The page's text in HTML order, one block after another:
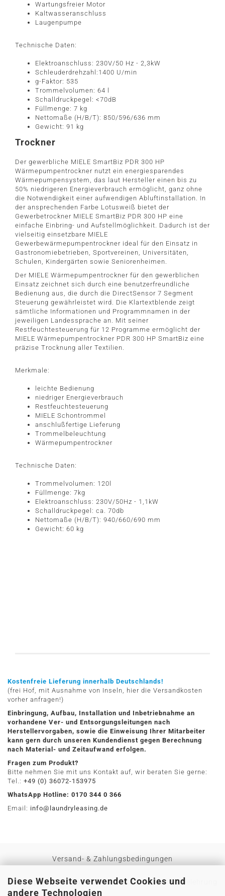
Diese Webseite verwendet Cookies und
andere Technologien
Wartungsfreier Motor
Kaltwasseranschluss
Laugenpumpe
Technische Daten:
Elektroanschluss: 230V/50 Hz - 2,3kW
Schleuderdrehzahl:1400 U/min
g-Faktor: 535
Trommelvolumen: 64 l
Schalldruckpegel: <70dB
Füllmenge: 7 kg
Nettomaße (H/B/T): 850/596/636 mm
Gewicht: 91 kg
Trockner
Der gewerbliche MIELE SmartBiz PDR 300 HP
Wärmepumpentrockner nutzt ein energiesparendes
Wärmepumpensystem, das laut Hersteller einen bis zu
50% niedrigeren Energieverbrauch ermöglicht, ganz ohne
die Notwendigkeit einer aufwendigen Abluftinstallation. In
der ansprechenden Farbe Lotusweiß bietet der
Gewerbetrockner MIELE SmartBiz PDR 300 HP eine
einfache Einbring- und Aufstellmöglichkeit. Dadurch ist der
vielseitig einsetzbare MIELE
Gewerbewärmepumpentrockner ideal für den Einsatz in
Gastronomiebetrieben, Sportvereinen, Universitäten,
Schulen, Kindergärten sowie Seniorenheimen.
Der MIELE Wärmepumpentrockner für den gewerblichen
Einsatz zeichnet sich durch eine benutzerfreundliche
Bedienung aus, die durch die DirectSensor 7 Segment
Steuerung gewährleistet wird. Die Klartextblende zeigt
sämtliche Informationen und Programmnamen in der
jeweiligen Landessprache an. Mit seiner
Restfeuchtesteuerung für 12 Programme ermöglicht der
MIELE Wärmepumpentrockner PDR 300 HP SmartBiz eine
präzise Trocknung aller Textilien.
Merkmale:
leichte Bedienung
niedriger Energieverbrauch
Restfeuchtesteuerung
MIELE Schontrommel
anschlußfertige Lieferung
Trommelbeleuchtung
Wärmepumpentrockner
Technische Daten:
Trommelvolumen: 120l
Füllmenge: 7kg
Elektroanschluss: 230V/50Hz - 1,1kW
Schalldruckpegel: ca. 70db
Nettomaße (H/B/T): 940/660/690 mm
Gewicht: 60 kg
Kostenfreie Lieferung innerhalb Deutschlands!
(frei Hof, mit Ausnahme von Inseln, hier die Versandkosten
vorher anfragen!)
Einbringung, Aufbau, Installation und Inbetriebnahme an
vorhandene Ver- und Entsorgungsleitungen nach
Herstellervorgaben, sowie die Einweisung Ihrer Mitarbeiter
kann gern durch unseren Kundendienst gegen Berechnung
nach Material- und Zeitaufwand erfolgen.
Fragen zum Produkt?
Bitte nehmen Sie mit uns Kontakt auf, wir beraten Sie gerne:
Tel.: +49 (0) 36072-153975
WhatsApp Hotline: 0170 344 0 366
Email: info@laundryleasing.de
Versand- & Zahlungsbedingungen
Privatsphäre und Datenschutz AGB Widerrufsbelehrung